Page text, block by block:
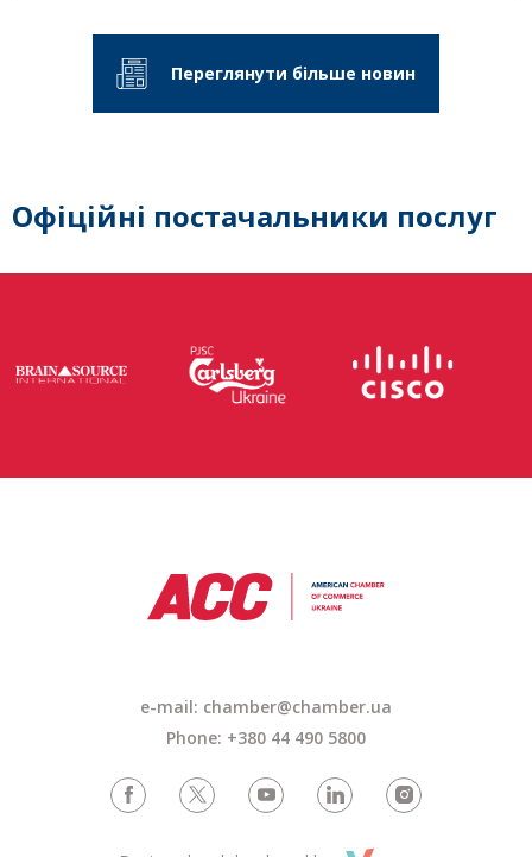
Переглянути більше новин
Офіційні постачальники послуг
e-mail: chamber@chamber.ua
Phone: +380 44 490 5800